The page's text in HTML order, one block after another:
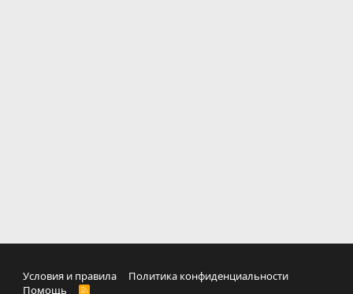
Условия и правила
Политика конфиденциальности
Помощь
R